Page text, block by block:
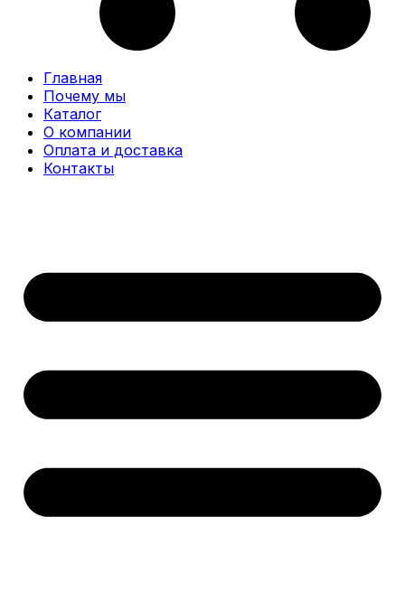
Главная
Почему мы
Каталог
О компании
Оплата и доставка
Контакты